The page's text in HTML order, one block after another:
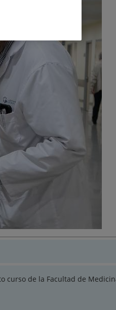
curso de la Facultad de